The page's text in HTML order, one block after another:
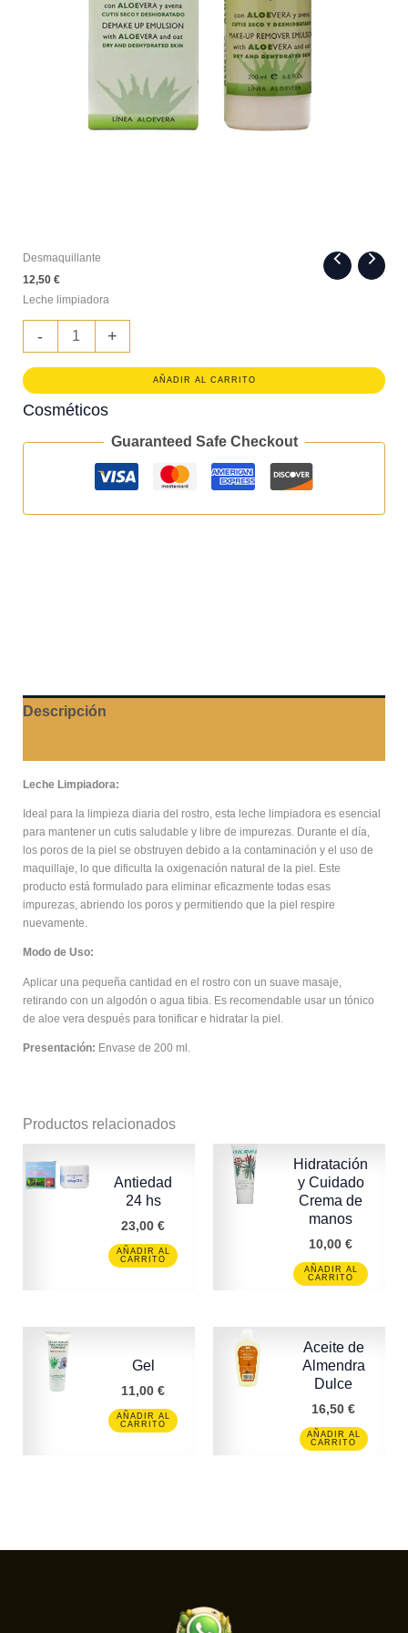
Desmaquillante
12,50 €
Leche limpiadora
-
Desmaquillante
cantidad
+
AÑADIR AL CARRITO
Cosméticos
Guaranteed Safe Checkout
Descripción
Leche Limpiadora:
Ideal para la limpieza diaria del rostro, esta leche limpiadora es esencial
para mantener un cutis saludable y libre de impurezas. Durante el día,
los poros de la piel se obstruyen debido a la contaminación y el uso de
maquillaje, lo que dificulta la oxigenación natural de la piel. Este
producto está formulado para eliminar eficazmente todas esas
impurezas, abriendo los poros y permitiendo que la piel respire
nuevamente.
Modo de Uso:
Aplicar una pequeña cantidad en el rostro con un suave masaje,
retirando con un algodón o agua tibia. Es recomendable usar un tónico
de aloe vera después para tonificar e hidratar la piel.
Presentación: Envase de 200 ml.
Productos relacionados
Antiedad
24 hs
23,00€
AÑADIR AL
CARRITO
Hidratación
y Cuidado
Crema de
manos
10,00€
AÑADIR AL
CARRITO
Gel
11,00€
AÑADIR AL
CARRITO
Aceite de
Almendra
Dulce
16,50€
AÑADIR AL
CARRITO